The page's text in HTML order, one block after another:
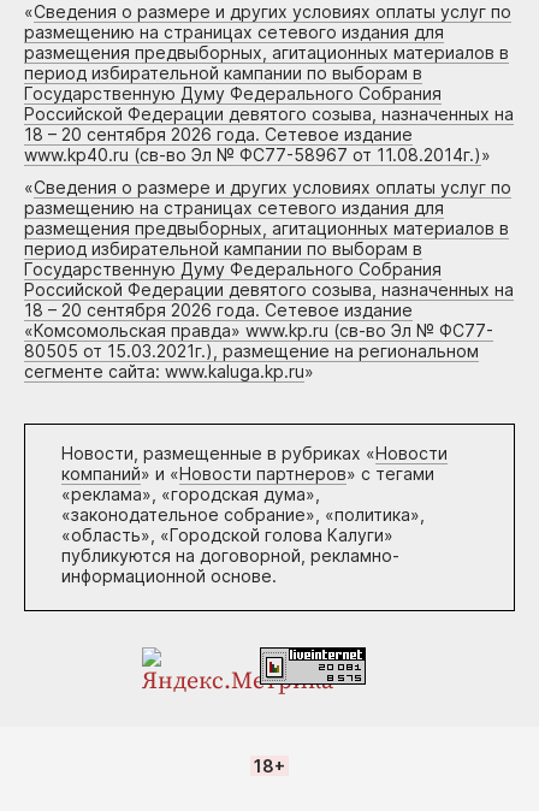
«Сведения о размере и других условиях оплаты услуг по
размещению на страницах сетевого издания для
размещения предвыборных, агитационных материалов в
период избирательной кампании по выборам в
Государственную Думу Федерального Собрания
Российской Федерации девятого созыва, назначенных на
18 – 20 сентября 2026 года. Сетевое издание
www.kp40.ru (св-во Эл № ФС77-58967 от 11.08.2014г.)»
«Сведения о размере и других условиях оплаты услуг по
размещению на страницах сетевого издания для
размещения предвыборных, агитационных материалов в
период избирательной кампании по выборам в
Государственную Думу Федерального Собрания
Российской Федерации девятого созыва, назначенных на
18 – 20 сентября 2026 года. Сетевое издание
«Комсомольская правда» www.kp.ru (св-во Эл № ФС77-
80505 от 15.03.2021г.), размещение на региональном
сегменте сайта: www.kaluga.kp.ru»
Новости, размещенные в рубриках «Новости
компаний» и «Новости партнеров» с тегами
«реклама», «городская дума»,
«законодательное собрание», «политика»,
«область», «Городской голова Калуги»
публикуются на договорной, рекламно-
информационной основе.
18+